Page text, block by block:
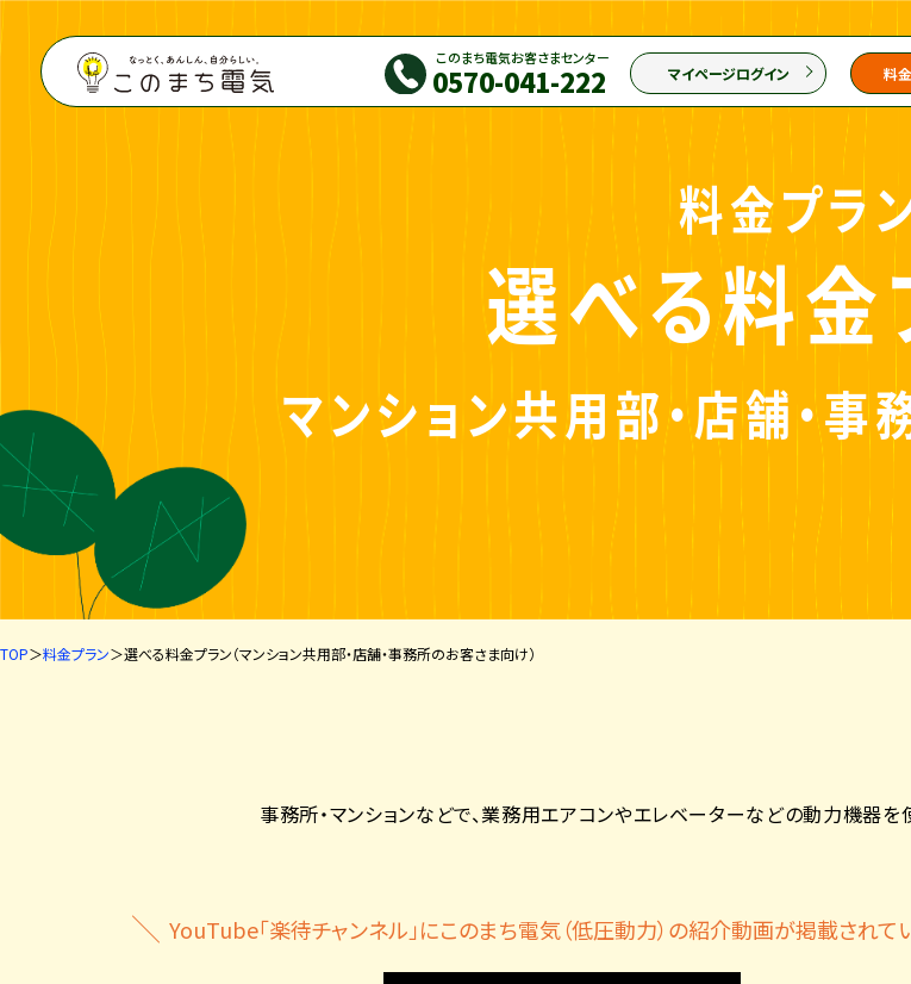
このまち電気お客さまセンター
0570-041-222 マイページログイン 料
料金プラ
選べる料金
マンション共用部・店舗・事
TOP 料金プラン 選べる料金プラン（マンション共用部・店舗・事務所のお客さま向け）
事務所・マンションなどで、業務用エアコンやエレベーターなどの動力機器
YouTube「楽待チャンネル」にこのまち電気（低圧動力）の紹介動画が掲載されて